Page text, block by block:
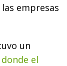
empresas
un
el